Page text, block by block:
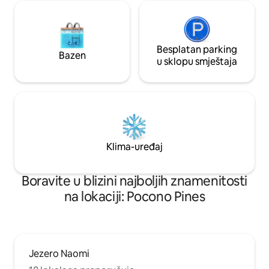
Bazen
Besplatan parking
u sklopu smještaja
Klima-uređaj
Boravite u blizini najboljih znamenitosti
na lokaciji: Pocono Pines
Jezero Naomi